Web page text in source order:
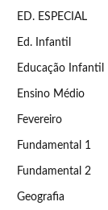
ED. ESPECIAL
Ed. Infantil
Educação Infantil
Ensino Médio
Fevereiro
Fundamental 1
Fundamental 2
Geografia